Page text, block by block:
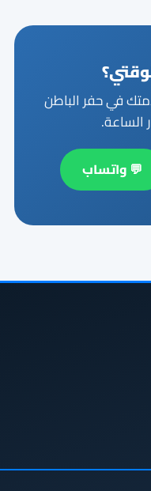
في حفر الباطن
الساعة.
💬 واتساب